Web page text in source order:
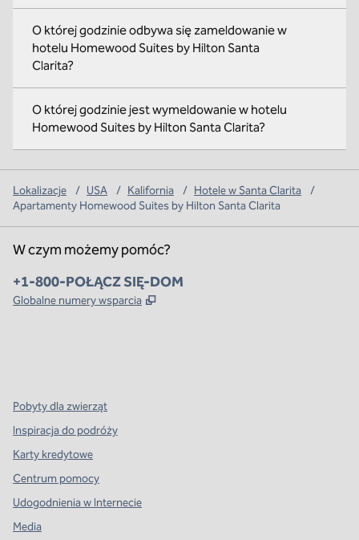
O której godzinie odbywa się zameldowanie w
hotelu Homewood Suites by Hilton Santa
Clarita?
O której godzinie jest wymeldowanie w hotelu
Homewood Suites by Hilton Santa Clarita?
Lokalizacje / USA / Kalifornia / Hotele w Santa Clarita
/
Apartamenty Homewood Suites by Hilton Santa Clarita
W czym możemy pomóc?
Telefon:
+1-800-POŁĄCZ SIĘ-DOM
Globalne numery wsparcia ,
Pobyty dla zwierząt
Inspiracja do podróży
Karty kredytowe
Centrum pomocy
Udogodnienia w Internecie
Media